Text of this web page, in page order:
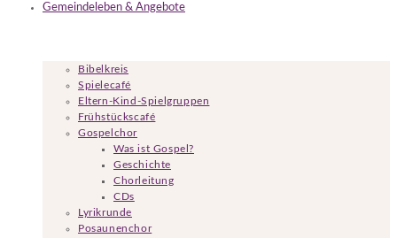
Gemeindeleben & Angebote
Bibelkreis
Spielecafé
Eltern-Kind-Spielgruppen
Frühstückscafé
Gospelchor
Was ist Gospel?
Geschichte
Chorleitung
CDs
Lyrikrunde
Posaunenchor